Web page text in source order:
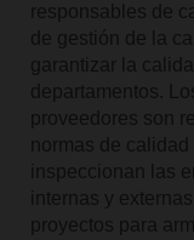
responsables de
de gestión de la
garantizar la
departamentos.
proveedores son
normas de
inspeccionan las
internas y
proyectos para